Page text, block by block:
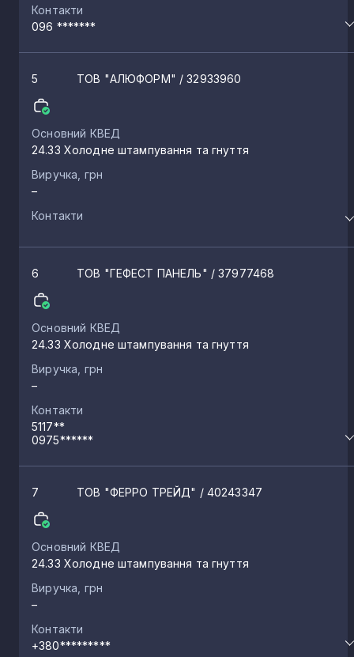
Контакти
096 *******
5 ТОВ "АЛЮФОРМ" / 32933960
Основний КВЕД
24.33 Холодне штампування та гнуття
Виручка, грн
–
Контакти
6 ТОВ "ГЕФЕСТ ПАНЕЛЬ" / 37977468
Основний КВЕД
24.33 Холодне штампування та гнуття
Виручка, грн
–
Контакти
5117**
0975******
7 ТОВ "ФЕРРО ТРЕЙД" / 40243347
Основний КВЕД
24.33 Холодне штампування та гнуття
Виручка, грн
–
Контакти
+380*********